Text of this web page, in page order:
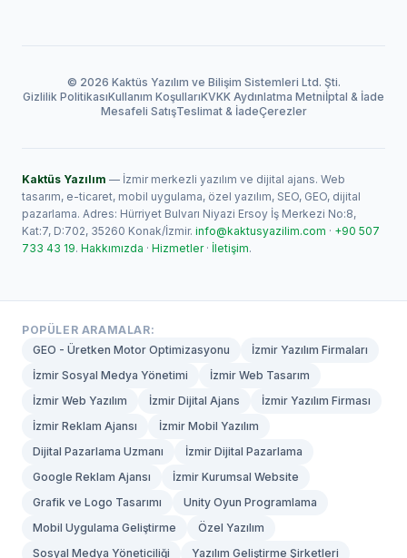
© 2026 Kaktüs Yazılım ve Bilişim Sistemleri Ltd. Şti.
Gizlilik PolitikasıKullanım KoşullarıKVKK Aydınlatma Metniİptal & İade
Mesafeli SatışTeslimat & İadeÇerezler
Kaktüs Yazılım — İzmir merkezli yazılım ve dijital ajans. Web
tasarım, e-ticaret, mobil uygulama, özel yazılım, SEO, GEO, dijital
pazarlama. Adres: Hürriyet Bulvarı Niyazi Ersoy İş Merkezi No:8,
Kat:7, D:702, 35260 Konak/İzmir. info@kaktusyazilim.com · +90 507
733 43 19. Hakkımızda · Hizmetler· İletişim.
POPÜLER ARAMALAR:
GEO - Üretken Motor Optimizasyonu
İzmir Yazılım Firmaları
İzmir Sosyal Medya Yönetimi
İzmir Web Tasarım
İzmir Web Yazılım
İzmir Dijital Ajans
İzmir Yazılım Firması
İzmir Reklam Ajansı
İzmir Mobil Yazılım
Dijital Pazarlama Uzmanı
İzmir Dijital Pazarlama
Google Reklam Ajansı
İzmir Kurumsal Website
Grafik ve Logo Tasarımı
Unity Oyun Programlama
Mobil Uygulama Geliştirme
Özel Yazılım
Sosyal Medya Yöneticiliği
Yazılım Geliştirme Şirketleri